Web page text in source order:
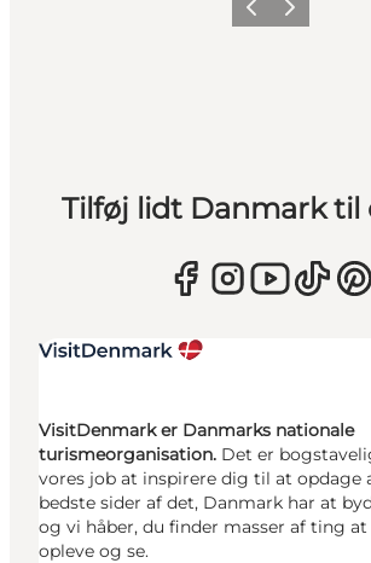
ForrigeNæste
Tilføj lidt Danmark til
VisitDenmark er Danmarks nationale
turismeorganisation. Det er
vores job at inspirere dig til at opdage
bedste sider af det, Danmark har at
og vi håber, du finder masser af ting at
opleve og se.